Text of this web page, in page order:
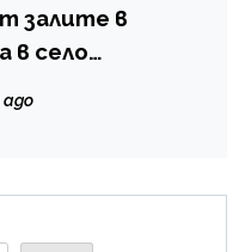
залите в
в село
ago